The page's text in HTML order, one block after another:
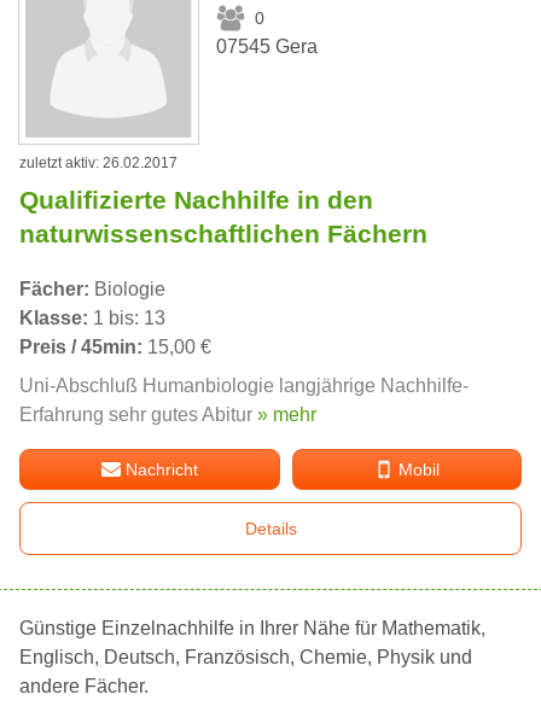
0
07545 Gera
zuletzt aktiv: 26.02.2017
Qualifizierte Nachhilfe in den
naturwissenschaftlichen Fächern
Fächer: Biologie
Klasse: 1 bis: 13
Preis / 45min: 15,00 €
Uni-Abschluß Humanbiologie langjährige Nachhilfe-
Erfahrung sehr gutes Abitur » mehr
Nachricht Mobil
Details
Günstige Einzelnachhilfe in Ihrer Nähe für Mathematik,
Englisch, Deutsch, Französisch, Chemie, Physik und
andere Fächer.